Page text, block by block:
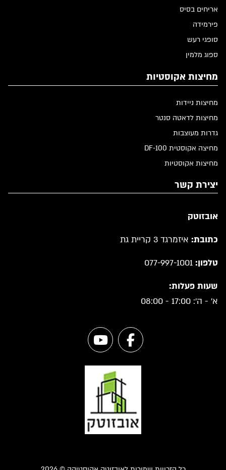
אריחים בסיס
פירמידה
סופגי רעש
ספוג מלמין
מחיצות אקוסטיות
מחיצות ניידות
מחיצות לדאטה סנטר
גדרות מעוצבות
מחיצה אקוסטית DF-100
מחיצות אקוסטיות
יצירת קשר
אובזוטק
כתובת: איזמרגד 3 קריית גת
טלפון: 077-997-1001
שעות פעלות:
א' - ה': 17:00 - 08:00